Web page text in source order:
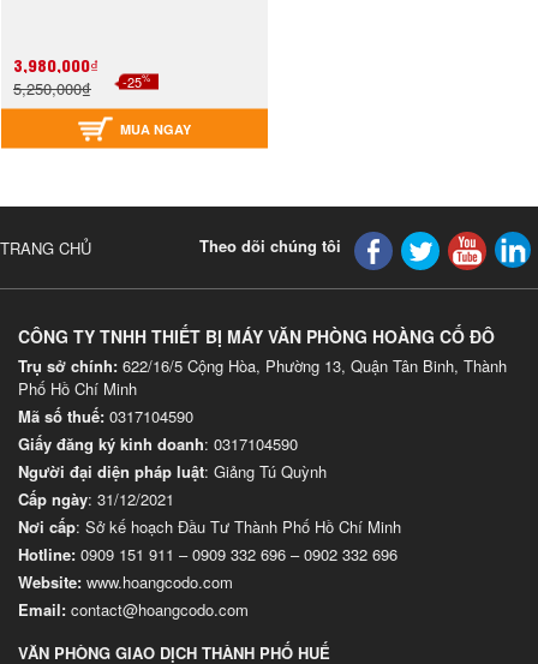
3,980,000₫
5,250,000₫ -25%
MUA NGAY
TRANG CHỦ Theo dõi chúng tôi
CÔNG TY TNHH THIẾT BỊ MÁY VĂN PHÒNG HOÀNG CỐ ĐÔ
Trụ sở chính: 622/16/5 Cộng Hòa, Phường 13, Quận Tân Binh, Thành
Phố Hồ Chí Minh
Mã số thuế: 0317104590
Giấy đăng ký kinh doanh: 0317104590
Người đại diện pháp luật: Giảng Tú Quỳnh
Cấp ngày: 31/12/2021
Nơi cấp: Sở kế hoạch Đầu Tư Thành Phố Hồ Chí Minh
Hotline: 0909 151 911 –0909 332 696 –0902 332 696
Website: www.hoangcodo.com
Email: contact@hoangcodo.com
VĂN PHÒNG GIAO DỊCH THÀNH PHỐ HUẾ